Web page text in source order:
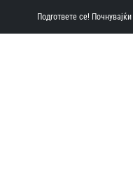
Подгответе се!